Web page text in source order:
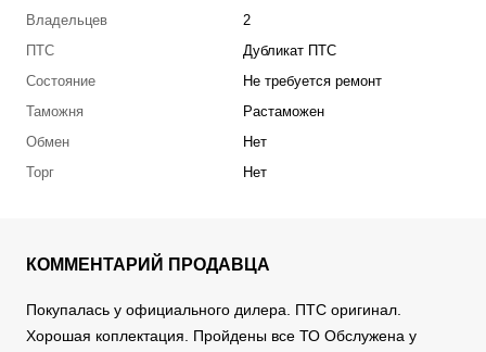
Владельцев
2
ПТС
Дубликат ПТС
Состояние
Не требуется ремонт
Таможня
Растаможен
Обмен
Нет
Торг
Нет
КОММЕНТАРИЙ ПРОДАВЦА
Покупалась у официального дилера. ПТС оригинал.
Хорошая коплектация. Пройдены все ТО Обслужена у